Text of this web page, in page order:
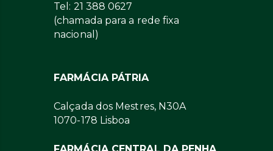
Tel: 21 388 0627
(chamada para a rede fixa
nacional)
FARMÁCIA PÁTRIA
Calçada dos Mestres, N30A
1070-178 Lisboa